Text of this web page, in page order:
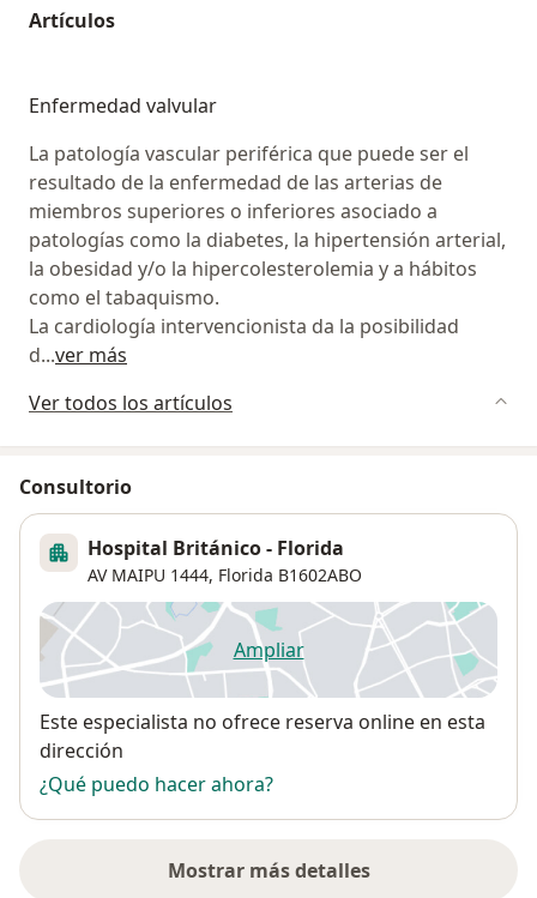
Artículos
Enfermedad valvular
La patología vascular periférica que puede ser el
resultado de la enfermedad de las arterias de
miembros superiores o inferiores asociado a
patologías como la diabetes, la hipertensión arterial,
la obesidad y/o la hipercolesterolemia y a hábitos
como el tabaquismo.
La cardiología intervencionista da la posibilidad
d...ver más
Ver todos los artículos
Consultorio
Hospital Británico - Florida
AV MAIPU 1444, Florida B1602ABO
Ampliarse abre en una nueva
Disponibilidad
Este especialista no ofrece reserva online en esta
dirección
¿Qué puedo hacer ahora?
Mostrar más detalles
sobre la dirección